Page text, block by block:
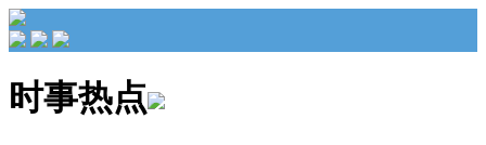
时事热点